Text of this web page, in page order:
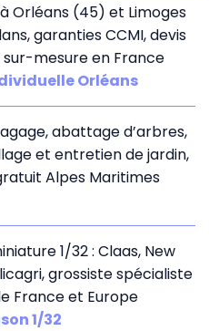
Orléans (45) et Limoges
garanties CCMI, devis
mesure en France
Orléans
abattage d’arbres,
et entretien de jardin,
Alpes Maritimes
1/32 : Claas, New
grossiste spécialiste
France et Europe
1/32